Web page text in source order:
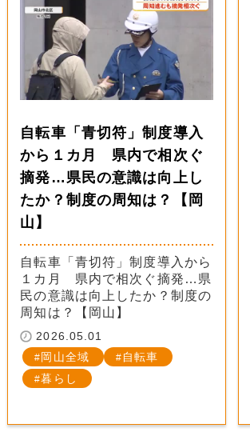
自転車「青切符」制度導入
から１カ月 県内で相次ぐ
摘発…県民の意識は向上し
たか？制度の周知は？【岡
山】
自転車「青切符」制度導入から
１カ月 県内で相次ぐ摘発…県
民の意識は向上したか？制度の
周知は？【岡山】
2026.05.01
岡山全域
自転車
暮らし